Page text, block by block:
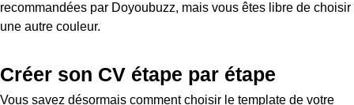
recommandées par Doyoubuzz, mais vous êtes libre de choisir
une autre couleur.
Créer son CV étape par étape
Vous savez désormais comment choisir le template de votre